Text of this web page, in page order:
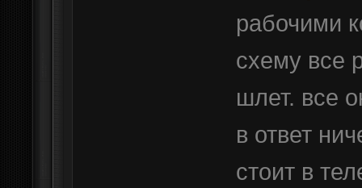
рабочими
схему все
шлет. все
в ответ
стоит в